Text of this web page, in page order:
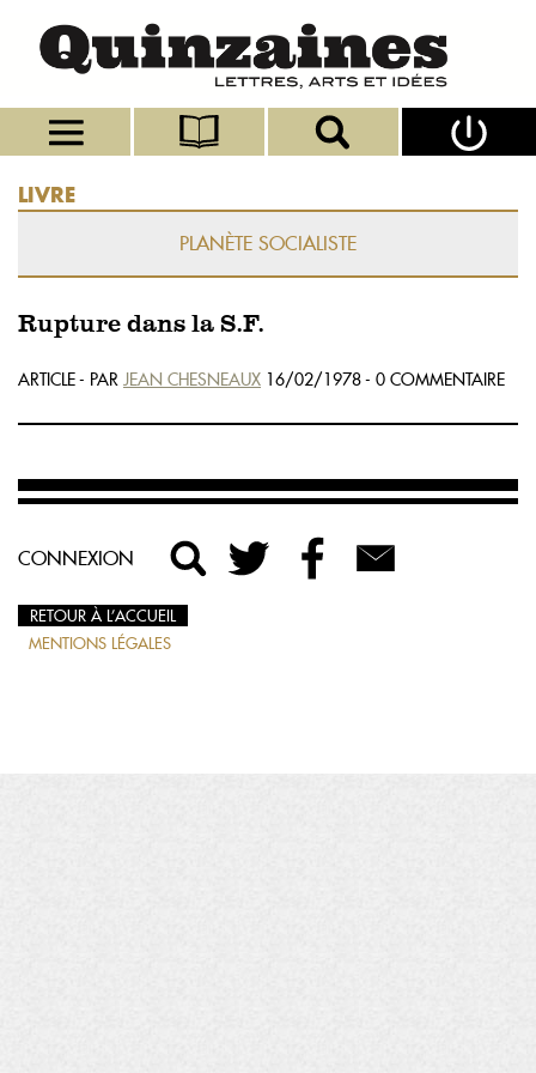
LIVRE
PLANÈTE SOCIALISTE
Rupture dans la S.F.
ARTICLE - PAR JEAN CHESNEAUX 16/02/1978 - 0 COMMENTAIRE
CONNEXION
RETOUR À L’ACCUEIL
MENTIONS LÉGALES